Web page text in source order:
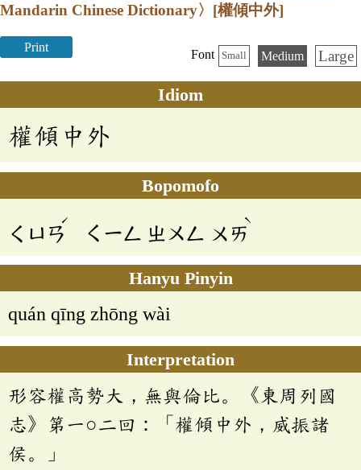
Mandarin Chinese Dictionary〉 [權傾中外]
Print
Font Small Medium Large
Idiom
權傾中外
Bopomofo
ㄑㄩㄢ
ˊ
ㄑㄧㄥ ㄓㄨㄥ ㄨㄞ
ˋ
Hanyu Pinyin
quán qīng zhōng wài
Interpretation
形容權高勢大，無與倫比。《東周列國
志》第一○二回：「權傾中外，威振諸
侯。」